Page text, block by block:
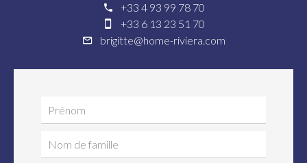
+33 4 93 99 78 70
+33 6 13 23 51 70
brigitte@home-riviera.com